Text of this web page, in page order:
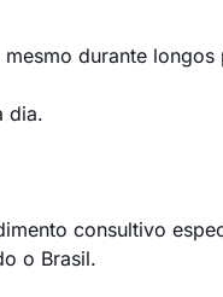
durante longos
dia.
consultivo
o Brasil.